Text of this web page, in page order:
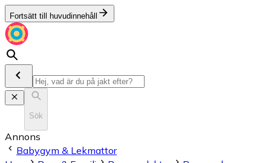
Fortsätt till huvudinnehåll
Sök
Annons
Babygym & Lekmattor